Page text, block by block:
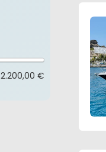
2.200,00 €